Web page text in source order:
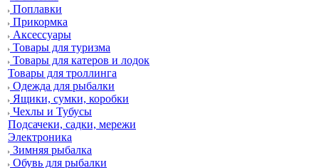
Поплавки
Прикормка
Аксессуары
Товары для туризма
Товары для катеров и лодок
Товары для троллинга
Одежда для рыбалки
Ящики, сумки, коробки
Чехлы и Тубусы
Подсачеки, садки, мережи
Электроника
Зимняя рыбалка
Обувь для рыбалки